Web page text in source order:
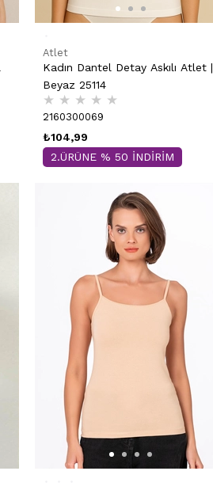
Atlet
Kadın Dantel Detay Askılı Atlet |
Beyaz 25114
★ ★ ★ ★ ★
2160300069
₺104,99
2.ÜRÜNE % 50 İNDİRİM